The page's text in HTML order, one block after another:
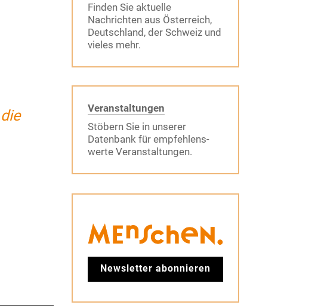
Finden Sie aktuelle
Nachrichten aus Österreich,
Deutschland, der Schweiz und
vieles mehr.
Veranstaltungen
Stöbern Sie in unserer
Datenbank für empfehlens-
werte Veranstaltungen.
Newsletter abonnieren